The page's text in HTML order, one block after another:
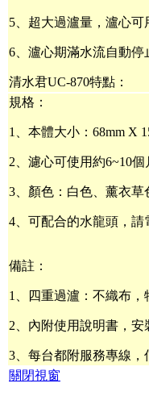
5、超大過瀘量，瀘心
6、瀘心期滿水流自動停
清水君UC-870特點：
規格：
1、本體大小：68mm X
2、濾心可使用約6~10個
3、顏色：白色、薰衣草
4、可配合的水龍頭，請
備註：
1、四重過瀘：不織布
2、內附使用說明書，安
3、每台都附服務專線，
關閉視窗